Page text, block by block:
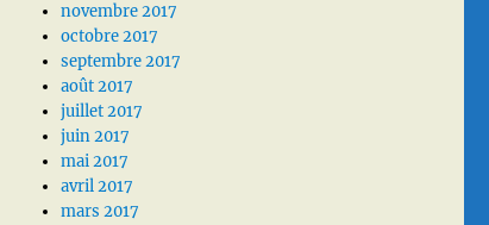
novembre 2017
octobre 2017
septembre 2017
août 2017
juillet 2017
juin 2017
mai 2017
avril 2017
mars 2017